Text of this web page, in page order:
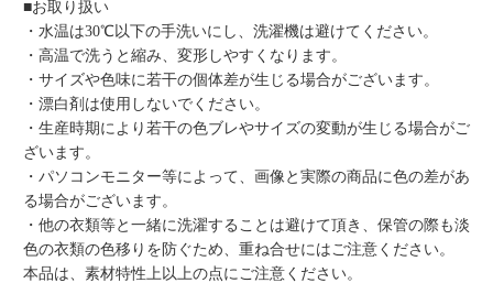
■お取り扱い
・水温は30℃以下の手洗いにし、洗濯機は避けてください。
・高温で洗うと縮み、変形しやすくなります。
・サイズや色味に若干の個体差が生じる場合がございます。
・漂白剤は使用しないでください。
・生産時期により若干の色ブレやサイズの変動が生じる場合がご
ざいます。
・パソコンモニター等によって、画像と実際の商品に色の差があ
る場合がございます。
・他の衣類等と一緒に洗濯することは避けて頂き、保管の際も淡
色の衣類の色移りを防ぐため、重ね合せにはご注意ください。
本品は、素材特性上以上の点にご注意ください。